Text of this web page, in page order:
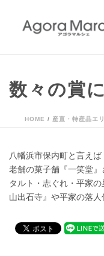
数々の賞
HOME / 産直・特産品エ
八幡浜市保内町と言えば
老舗の菓子舗『一笑堂』
タルト・志ぐれ・平家
山出石寺』や平家の落人